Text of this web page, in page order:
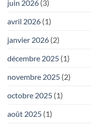
juin 2026 (3)
avril 2026 (1)
janvier 2026 (2)
décembre 2025 (1)
novembre 2025 (2)
octobre 2025 (1)
août 2025 (1)